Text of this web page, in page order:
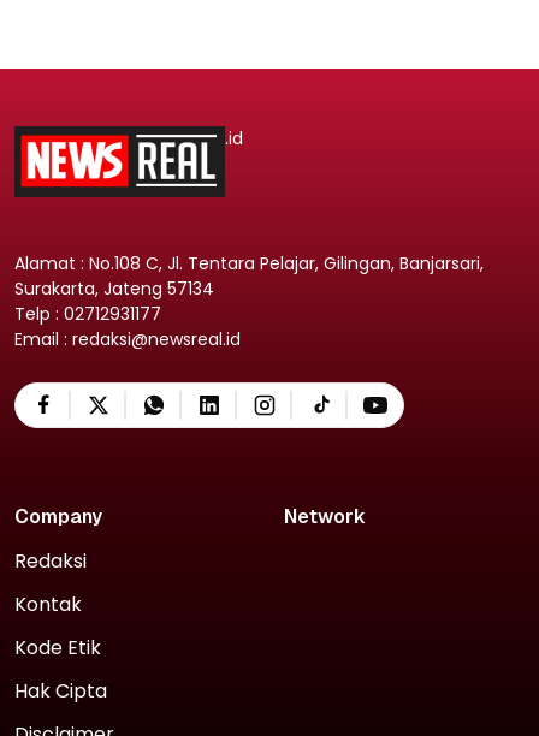
.id
Alamat : No.108 C, Jl. Tentara Pelajar, Gilingan, Banjarsari,
Surakarta, Jateng 57134
Telp : 02712931177
Email : redaksi@newsreal.id
Company
Redaksi
Kontak
Kode Etik
Hak Cipta
Network